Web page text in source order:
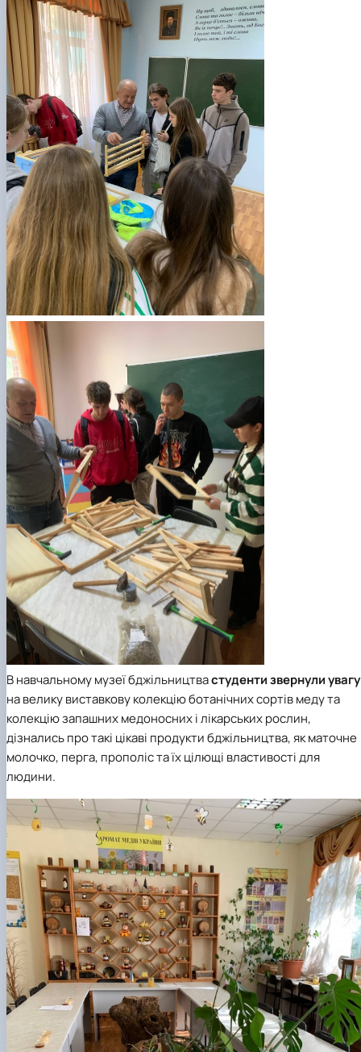
В навчальному музеї бджільництвастуденти звернули увагу
на велику виставкову колекцію ботанічних сортів меду та
колекцію запашних медоносних і лікарських рослин,
дізнались про такі цікаві продукти бджільництва, як маточне
молочко, перга, прополіс та їх цілющі властивості для
людини.